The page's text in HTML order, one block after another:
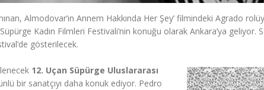
Almodovar’ın Annem Hakkında Her Şey’ filmindeki Agrado
Kadın Filmleri Festivali’nin konuğu olarak Ankara’ya geliyor.
gösterilecek.
12. Uçan Süpürge Uluslararası
bir sanatçıyı daha konuk ediyor. Pedro